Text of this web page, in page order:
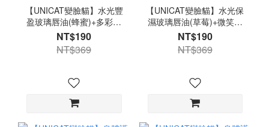
【UNICAT變臉貓】水光豐
盈玻璃唇油(蜂蜜)+多彩蝴
蝶結串珠手鍊 出清良品
NT$190
NT$369
【UNICAT變臉貓】水光保
濕玻璃唇油(草莓)+微笑彩
虹串珠手鍊 出清良品
NT$190
NT$369